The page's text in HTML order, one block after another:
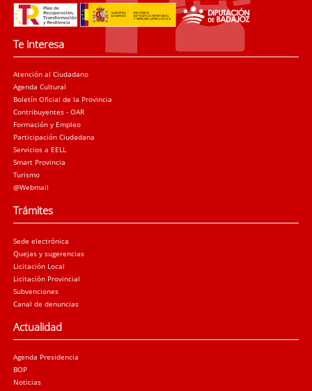
Te interesa
Atención al Ciudadano
Agenda Cultural
Boletín Oficial de la Provincia
Contribuyentes - OAR
Formación y Empleo
Participación Ciudadana
Servicios a EELL
Smart Provincia
Turismo
@Webmail
Trámites
Sede electrónica
Quejas y sugerencias
Licitación Local
Licitación Provincial
Subvenciones
Canal de denuncias
Actualidad
Agenda Presidencia
BOP
Noticias